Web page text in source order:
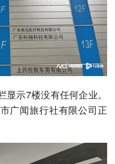
示7楼没有任何企业。
广闻旅行社有限公司正